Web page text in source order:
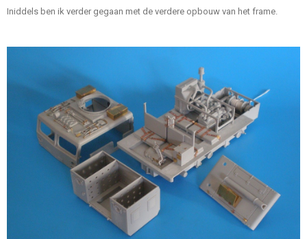
Iniddels ben ik verder gegaan met de verdere opbouw van het frame.